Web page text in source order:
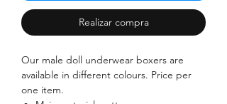
Realizar compra
Our male doll underwear boxers are
available in different colours. Price per
one item.